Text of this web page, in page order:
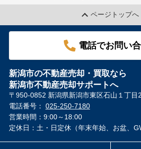
ページトップへ
電話でお問い
新潟市の不動産売却・買取なら
新潟市不動産売却サポートへ
〒950-0852 新潟県新潟市東区石山１丁目
電話番号： 025-250-7180
営業時間：9:00～18:00
定休日：土・日定休（年末年始、お盆、